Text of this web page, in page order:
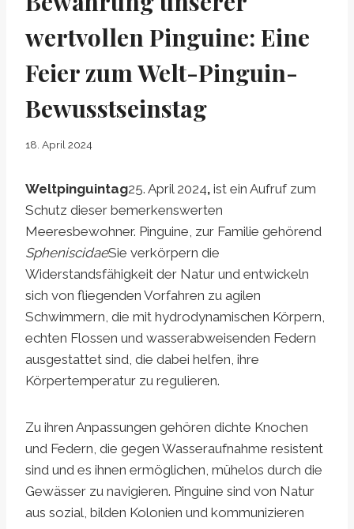
wertvollen Pinguine: Eine
Feier zum Welt-Pinguin-
Bewusstseinstag
18. April 2024
Weltpinguintag25. April 2024, ist ein Aufruf zum
Schutz dieser bemerkenswerten
Meeresbewohner. Pinguine, zur Familie gehörend
SpheniscidaeSie verkörpern die
Widerstandsfähigkeit der Natur und entwickeln
sich von fliegenden Vorfahren zu agilen
Schwimmern, die mit hydrodynamischen Körpern,
echten Flossen und wasserabweisenden Federn
ausgestattet sind, die dabei helfen, ihre
Körpertemperatur zu regulieren.
Zu ihren Anpassungen gehören dichte Knochen
und Federn, die gegen Wasseraufnahme resistent
sind und es ihnen ermöglichen, mühelos durch die
Gewässer zu navigieren. Pinguine sind von Natur
aus sozial, bilden Kolonien und kommunizieren